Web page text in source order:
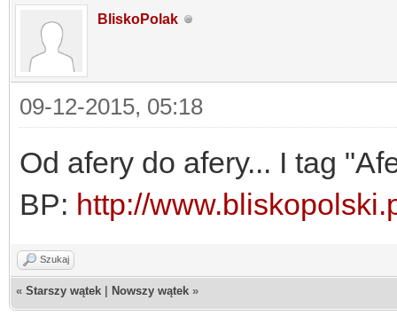
BliskoPolak
09-12-2015, 05:18
Od afery do afery... I tag
BP: http://
Szukaj
« Starszy wątek Nowszy wątek »